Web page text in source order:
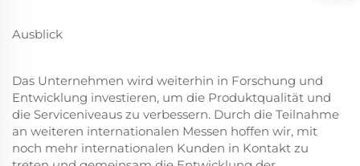
Ausblick
Das Unternehmen wird weiterhin in Forschung und
Entwicklung investieren, um die Produktqualität und
die Serviceniveaus zu verbessern. Durch die Teilnahme
an weiteren internationalen Messen hoffen wir, mit
noch mehr internationalen Kunden in Kontakt zu